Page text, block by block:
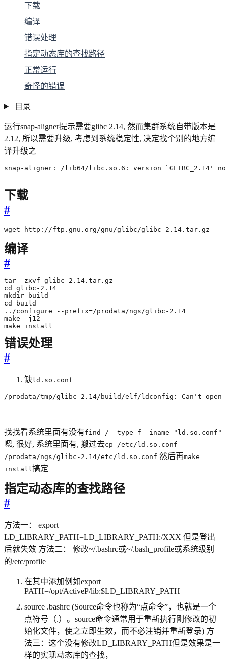
下载
编译
错误处理
指定动态库的查找路径
正常运行
奇怪的错误
目录
运行snap-aligner提示需要glibc 2.14, 然而集群系统自带版本是
2.12, 所以需要升级, 考虑到系统稳定性, 决定找个别的地方编
译升级之
snap-aligner: /lib64/libc.so.6: version `GLIBC_2.14'
下载
#
wget http://ftp.gnu.org/gnu/glibc/glibc-2.14.tar.gz
编译
#
make install
错误处理
#
缺ld.so.conf
/prodata/tmp/glibc-2.14/build/elf/ldconfig: Can't
找找看系统里面有没有find / -type f -iname "ld.so.conf"
嗯, 很好, 系统里面有, 搬过去cp /etc/ld.so.conf
/prodata/ngs/glibc-2.14/etc/ld.so.conf 然后再make
install 搞定
指定动态库的查找路径
#
方法一： export
LD_LIBRARY_PATH=LD_LIBRARY_PATH:/XXX 但是登出
后就失效 方法二： 修改~/.bashrc或~/.bash_profile或系统级别
的/etc/profile
在其中添加例如export
PATH=/opt/ActiveP/lib:$LD_LIBRARY_PATH
source .bashrc (Source命令也称为“点命令”，也就是一个
点符号（.）。source命令通常用于重新执行刚修改的初
始化文件，使之立即生效，而不必注销并重新登录) 方
法三：这个没有修改LD_LIBRARY_PATH但是效果是一
样的实现动态库的查找，